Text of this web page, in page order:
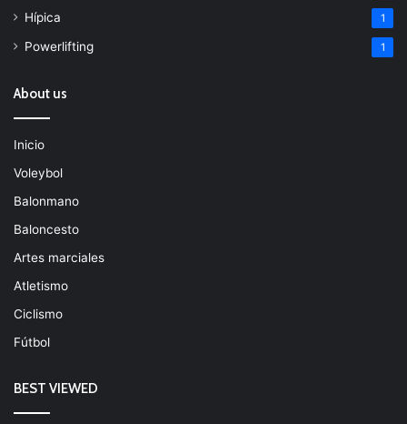
Hípica 1
Powerlifting 1
About us
Inicio
Voleybol
Balonmano
Baloncesto
Artes marciales
Atletismo
Ciclismo
Fútbol
BEST VIEWED